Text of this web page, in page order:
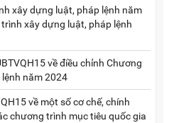
xây dựng luật, pháp lệnh năm
xây dựng luật, pháp lệnh
về điều chỉnh Chương
năm 2024
về một số cơ chế, chính
chương trình mục tiêu quốc gia